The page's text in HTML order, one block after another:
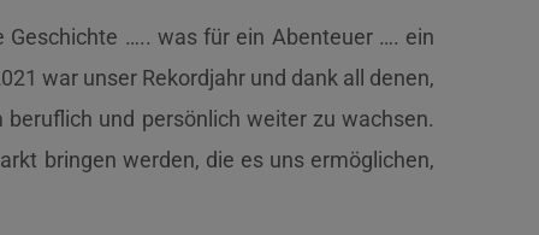
….. was für ein Abenteuer …. ein
war unser Rekordjahr und dank all denen,
und persönlich weiter zu wachsen.
bringen werden, die es uns ermöglichen,